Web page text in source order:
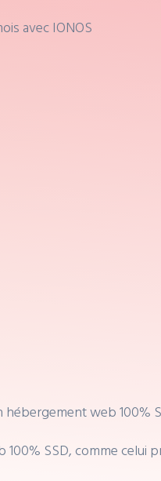
avec IONOS
web 100%
SSD, comme celui